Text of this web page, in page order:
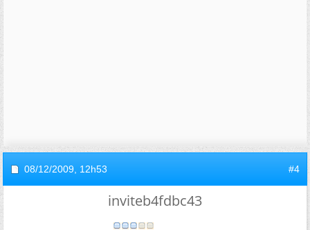
08/12/2009, 12h53 #4
inviteb4fdbc43